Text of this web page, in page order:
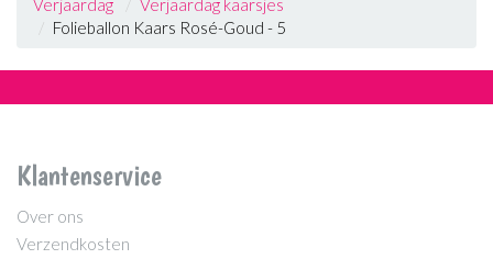
Verjaardag
Verjaardag kaarsjes
Folieballon Kaars Rosé-Goud - 5
Klantenservice
Over ons
Verzendkosten